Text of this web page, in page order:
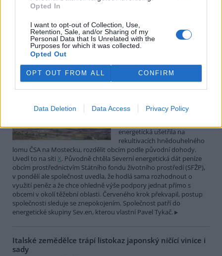
Opted In
I want to opt-out of Collection, Use,
Retention, Sale, and/or Sharing of my
Personal Data that Is Unrelated with the
Purposes for which it was collected.
Opted Out
OPT OUT FROM ALL CONFIRM
Data Deletion Data Access Privacy Policy
využít období bez vody k
vyčištění koryta, a obrátil se proto se žádostí na správce toku,
Povodí Labe. Organizace ale požadavek odmítla s tím, že údržbu
dělala už v červnu a další zásah v tuto chvíli neplánuje, zjistila ČTK.
Červený chce peníze ušetřené za rekultivaci rozdělit
obcím podle původní dohody
5.8.2026 01:29 (ČTK)
Ministr životního prostředí
Igor Červený (Motoristé) chce
energetická ušetřila na
rekultivacích hnědouhelného
lomu ČSA na Mostecku, rozdělit obcím podle původní dohody.
Uvedl to na síti X. Původně chtěla Severní energetická dát peníze
obcím prostřednictvím Státního fondu životního prostředí (SFŽP),
v pondělí ale společnost uvedla, že hodlá sama rozhodnout o
využití peněz a že chce ohledně výše podpory jednat přímo s
obcemi v okolí těžební oblasti. Červeného krok překvapil, postup
společnosti sleduje se znepokojením. Společnost patří do
energetické skupiny Sev.en, kterou vlastní Pavel Tykač.
Italské zemědělce trápí listokaz japonský ničící vinice i
sady